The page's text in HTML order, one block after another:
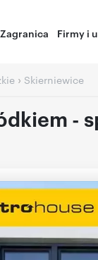
Zagranica Firmy i
› Skierniewice
-